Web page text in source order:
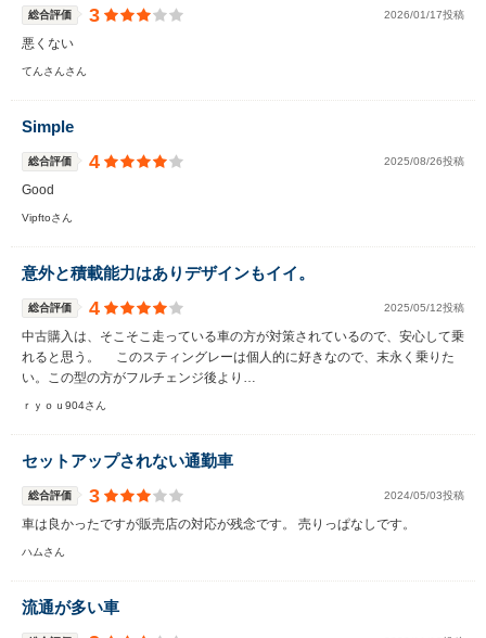
総合評価 3 2026/01/17投稿
悪くない
てんさんさん
Simple
総合評価 4 2025/08/26投稿
Good
Vipftoさん
意外と積載能力はありデザインもイイ。
総合評価 4 2025/05/12投稿
中古購入は、そこそこ走っている車の方が対策されているので、安心して乗
れると思う。 このスティングレーは個人的に好きなので、末永く乗りた
い。この型の方がフルチェンジ後より…
ｒｙｏｕ904さん
セットアップされない通勤車
総合評価 3 2024/05/03投稿
車は良かったですが販売店の対応が残念です。 売りっぱなしです。
ハムさん
流通が多い車